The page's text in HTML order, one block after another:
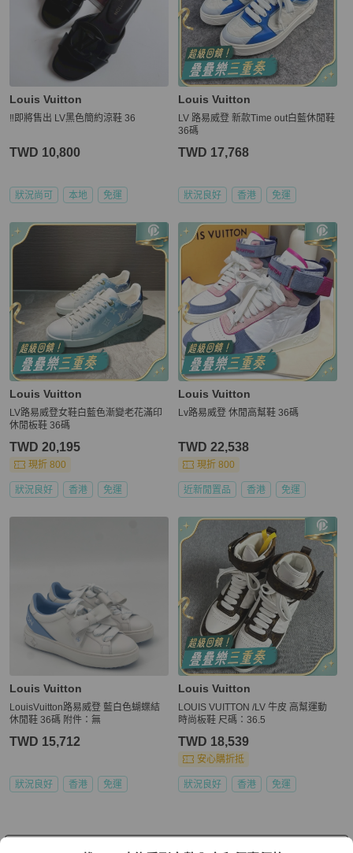
Louis Vuitton
‼️即將售出 LV黑色簡約涼鞋 36
TWD 10,800
狀況尚可 本地 免運
Louis Vuitton
LV 路易威登 新款Time out白藍休閒鞋
36碼
TWD 17,768
狀況良好 香港 免運
Louis Vuitton
LV路易威登女鞋白藍色漸變老花滿印
休閒板鞋 36碼
TWD 20,195
現折 800
狀況良好 香港 免運
Louis Vuitton
Lv路易威登 休閒高幫鞋 36碼
TWD 22,538
現折 800
近新閒置品 香港 免運
Louis Vuitton
LouisVuitton路易威登 藍白色蝴蝶結
休閒鞋 36碼 附件：無
TWD 15,712
狀況良好 香港 免運
Louis Vuitton
LOUIS VUITTON /LV 牛皮 高幫運動
時尚板鞋 尺碼：36.5
TWD 18,539
安心購折抵
狀況良好 香港 免運